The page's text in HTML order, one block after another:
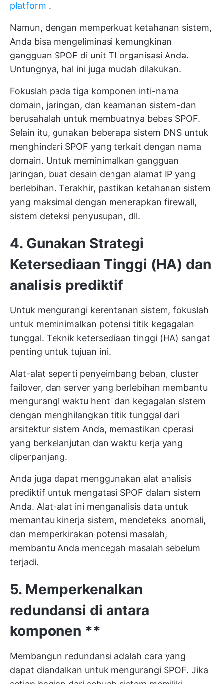
platform .
Namun, dengan memperkuat ketahanan sistem,
Anda bisa mengeliminasi kemungkinan
gangguan SPOF di unit TI organisasi Anda.
Untungnya, hal ini juga mudah dilakukan.
Fokuslah pada tiga komponen inti-nama
domain, jaringan, dan keamanan sistem-dan
berusahalah untuk membuatnya bebas SPOF.
Selain itu, gunakan beberapa sistem DNS untuk
menghindari SPOF yang terkait dengan nama
domain. Untuk meminimalkan gangguan
jaringan, buat desain dengan alamat IP yang
berlebihan. Terakhir, pastikan ketahanan sistem
yang maksimal dengan menerapkan firewall,
sistem deteksi penyusupan, dll.
4. Gunakan Strategi
Ketersediaan Tinggi (HA) dan
analisis prediktif
Untuk mengurangi kerentanan sistem, fokuslah
untuk meminimalkan potensi titik kegagalan
tunggal. Teknik ketersediaan tinggi (HA) sangat
penting untuk tujuan ini.
Alat-alat seperti penyeimbang beban, cluster
failover, dan server yang berlebihan membantu
mengurangi waktu henti dan kegagalan sistem
dengan menghilangkan titik tunggal dari
arsitektur sistem Anda, memastikan operasi
yang berkelanjutan dan waktu kerja yang
diperpanjang.
Anda juga dapat menggunakan alat analisis
prediktif untuk mengatasi SPOF dalam sistem
Anda. Alat-alat ini menganalisis data untuk
memantau kinerja sistem, mendeteksi anomali,
dan memperkirakan potensi masalah,
membantu Anda mencegah masalah sebelum
terjadi.
5. Memperkenalkan
redundansi di antara
komponen **
Membangun redundansi adalah cara yang
dapat diandalkan untuk mengurangi SPOF. Jika